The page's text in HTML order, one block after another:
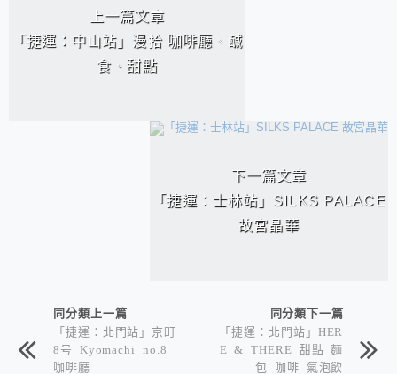
上一篇文章
「捷運：中山站」漫拾 咖啡廳、鹹
食、甜點
下一篇文章
「捷運：士林站」SILKS PALACE
故宮晶華
同分類上一篇
「捷運：北門站」京町
8号 Kyomachi no.8
咖啡廳
同分類下一篇
「捷運：北門站」HER
E & THERE 甜點 麵
包 咖啡 氣泡飲